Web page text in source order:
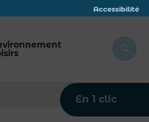
Accessibilité
En 1 clic